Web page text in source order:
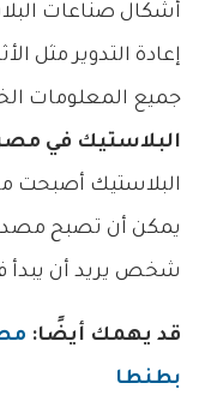
أشكال صناعات
إعادة التدوير مثل
جميع المعلومات
البلاستيك في
البلاستيك أصبحت
يمكن أن تصبح
شخص يريد أن يبدأ
قد يهمك أيضًا:
بطنطا